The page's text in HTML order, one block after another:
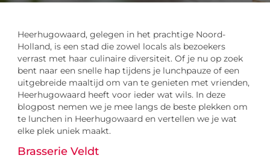
Heerhugowaard, gelegen in het prachtige Noord-
Holland, is een stad die zowel locals als bezoekers
verrast met haar culinaire diversiteit. Of je nu op zoek
bent naar een snelle hap tijdens je lunchpauze of een
uitgebreide maaltijd om van te genieten met vrienden,
Heerhugowaard heeft voor ieder wat wils. In deze
blogpost nemen we je mee langs de beste plekken om
te lunchen in Heerhugowaard en vertellen we je wat
elke plek uniek maakt.
Brasserie Veldt